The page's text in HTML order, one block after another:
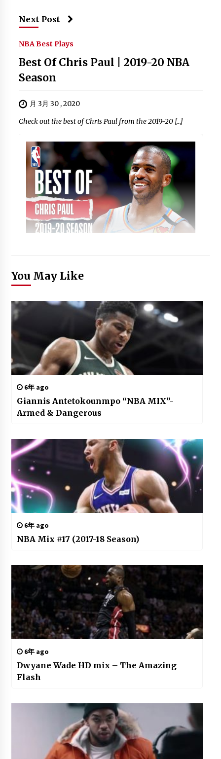
Next Post
NBA Best Plays
Best Of Chris Paul | 2019-20 NBA
Season
月 3月 30 , 2020
Check out the best of Chris Paul from the 2019-20 […]
You May Like
6年 ago
Giannis Antetokounmpo “NBA MIX”-
Armed & Dangerous
6年 ago
NBA Mix #17 (2017-18 Season)
6年 ago
Dwyane Wade HD mix – The Amazing
Flash